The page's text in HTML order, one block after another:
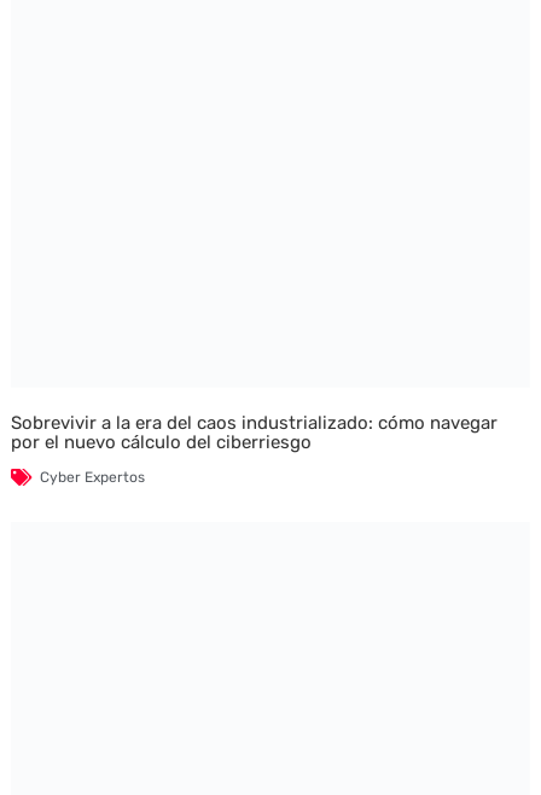
Sobrevivir a la era del caos industrializado: cómo navegar
por el nuevo cálculo del ciberriesgo
Cyber Expertos